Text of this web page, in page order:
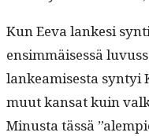
Kun Eeva lanke­si
ensim­mäisessä
lankeamis­es­ta syn­tyi
muut kansat kuin
Minus­ta tässä